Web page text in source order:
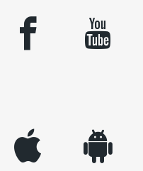
facebook youtube
appleinc android